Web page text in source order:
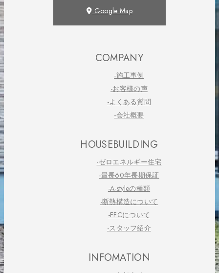
Google Map
COMPANY
-施工事例
-お客様の声
-よくある質問
-会社概要
HOUSEBUILDING
-ゼロエネルギー住宅
-最長60年長期保証
-A-styleの種類
-断熱構造について
-FFCについて
-スタッフ紹介
INFOMATION